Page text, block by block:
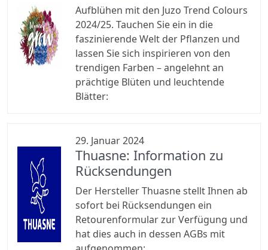
Aufblühen mit den Juzo Trend Colours
2024/25. Tauchen Sie ein in die
faszinierende Welt der Pflanzen und
lassen Sie sich inspirieren von den
trendigen Farben – angelehnt an
prächtige Blüten und leuchtende
Blätter:
29. Januar 2024
Thuasne: Information zu
Rücksendungen
Der Hersteller Thuasne stellt Ihnen ab
sofort bei Rücksendungen ein
Retourenformular zur Verfügung und
hat dies auch in dessen AGBs mit